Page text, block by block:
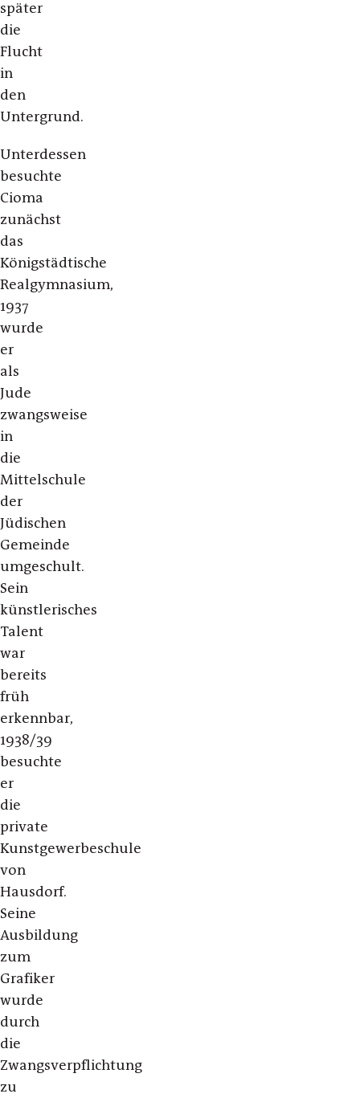
später
die
Flucht
in
den
Untergrund.
Unterdessen
besuchte
Cioma
zunächst
das
Königstädtische
Realgymnasium,
1937
wurde
er
als
Jude
zwangsweise
in
die
Mittelschule
der
Jüdischen
Gemeinde
umgeschult.
Sein
künstlerisches
Talent
war
bereits
früh
erkennbar,
1938/39
besuchte
er
die
private
Kunstgewerbeschule
von
Hausdorf.
Seine
Ausbildung
zum
Grafiker
wurde
durch
die
Zwangsverpflichtung
zu